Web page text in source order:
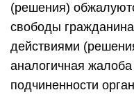
(решения)
свободы
действиями
аналогичная
подчиненности